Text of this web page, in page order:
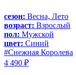
сезон: Весна, Лето
возраст: Взрослый
пол: Мужской
цвет: Синий
#Снежная Королева
4 490 ₽